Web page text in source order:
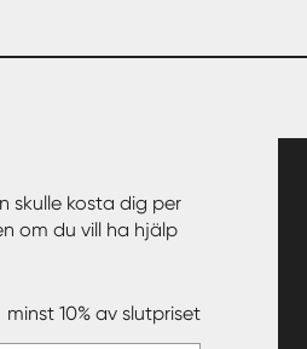
skulle kosta dig per
om du vill ha hjälp
minst 10% av slutpriset